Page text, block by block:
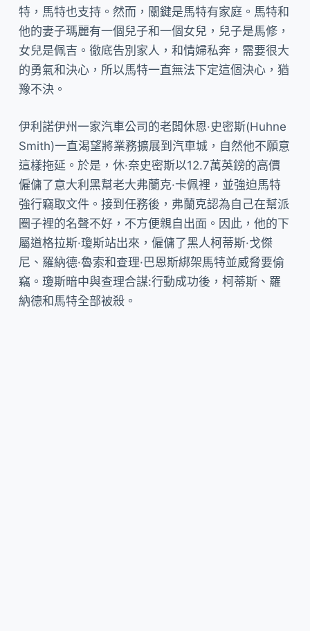
特，馬特也支持。然而，關鍵是馬特有家庭。馬特和
他的妻子瑪麗有一個兒子和一個女兒，兒子是馬修，
女兒是佩吉。徹底告別家人，和情婦私奔，需要很大
的勇氣和決心，所以馬特一直無法下定這個決心，猶
豫不決。
伊利諾伊州一家汽車公司的老闆休恩·史密斯(Huhne
Smith)一直渴望將業務擴展到汽車城，自然他不願意
這樣拖延。於是，休·奈史密斯以12.7萬英鎊的高價
僱傭了意大利黑幫老大弗蘭克·卡佩裡，並強迫馬特
強行竊取文件。接到任務後，弗蘭克認為自己在幫派
圈子裡的名聲不好，不方便親自出面。因此，他的下
屬道格拉斯·瓊斯站出來，僱傭了黑人柯蒂斯·戈傑
尼、羅納德·魯索和查理·巴恩斯綁架馬特並威脅要偷
竊。瓊斯暗中與查理合謀:行動成功後，柯蒂斯、羅
納德和馬特全部被殺。